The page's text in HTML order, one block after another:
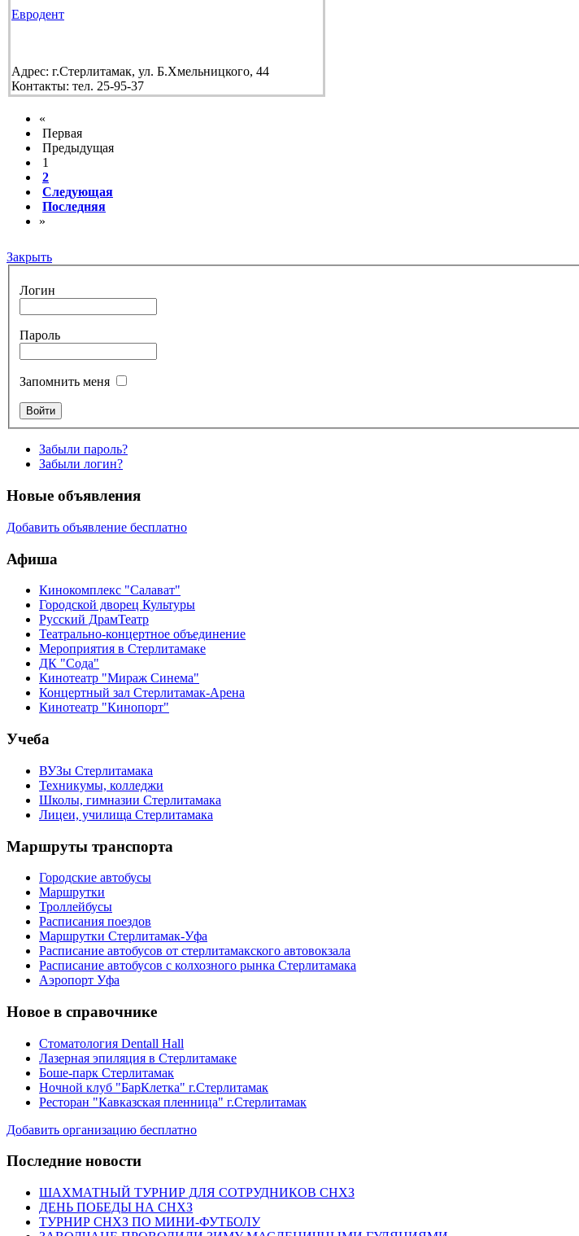
Евродент
Адрес: г.Стерлитамак, ул. Б.Хмельницкого, 44
Контакты: тел. 25-95-37
«
Первая
Предыдущая
1
2
Следующая
Последняя
»
Закрыть
Логин
Пароль
Запомнить меня
Забыли пароль?
Забыли логин?
Новые объявления
Добавить объявление бесплатно
Афиша
Кинокомплекс "Салават"
Городской дворец Культуры
Русский ДрамТеатр
Театрально-концертное объединение
Мероприятия в Стерлитамаке
ДК "Сода"
Кинотеатр "Мираж Синема"
Концертный зал Стерлитамак-Арена
Кинотеатр "Кинопорт"
Учеба
ВУЗы Стерлитамака
Техникумы, колледжи
Школы, гимназии Стерлитамака
Лицеи, училища Стерлитамака
Маршруты транспорта
Городские автобусы
Маршрутки
Троллейбусы
Расписания поездов
Маршрутки Стерлитамак-Уфа
Расписание автобусов от стерлитамакского автовокзала
Расписание автобусов с колхозного рынка Стерлитамака
Аэропорт Уфа
Новое в справочнике
Стоматология Dentall Hall
Лазерная эпиляция в Стерлитамаке
Боше-парк Стерлитамак
Ночной клуб "БарКлетка" г.Стерлитамак
Ресторан "Кавказская пленница" г.Стерлитамак
Добавить организацию бесплатно
Последние новости
ШАХМАТНЫЙ ТУРНИР ДЛЯ СОТРУДНИКОВ СНХЗ
ДЕНЬ ПОБЕДЫ НА СНХЗ
ТУРНИР СНХЗ ПО МИНИ-ФУТБОЛУ